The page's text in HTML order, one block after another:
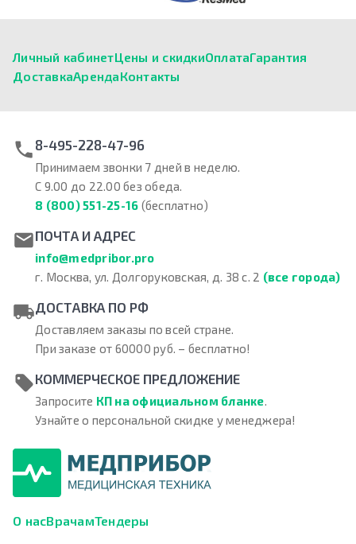
Личный кабинетЦены и скидкиОплатаГарантия
ДоставкаАрендаКонтакты
8-495-228-47-96
Принимаем звонки 7 дней в неделю.
С 9.00 до 22.00 без обеда.
8 (800) 551-25-16 (бесплатно)
ПОЧТА И АДРЕС
info@medpribor.pro
г. Москва, ул. Долгоруковская, д. 38 с. 2 (все города)
ДОСТАВКА ПО РФ
Доставляем заказы по всей стране.
При заказе от 60000 руб. – бесплатно!
КОММЕРЧЕСКОЕ ПРЕДЛОЖЕНИЕ
Запросите КП на официальном бланке.
Узнайте о персональной скидке у менеджера!
О насВрачамТендеры